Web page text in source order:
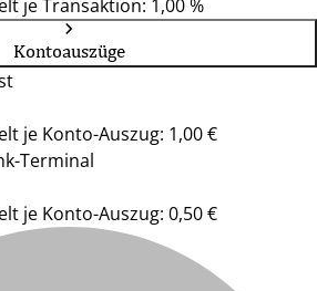
je Transaktion: 1,00 %
Kontoauszüge
je Konto-Auszug: 1,00 €
Terminal
je Konto-Auszug: 0,50 €